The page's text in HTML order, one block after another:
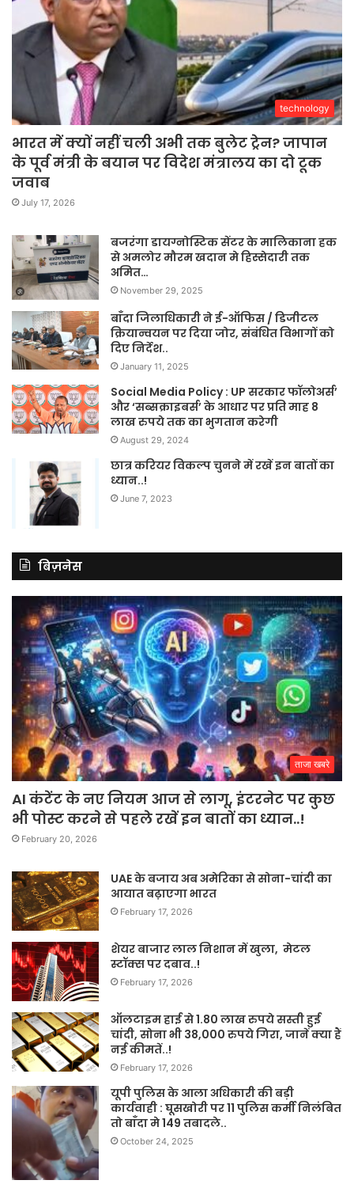
technology
भारत में क्यों नहीं चली अभी तक बुलेट ट्रेन? जापान
के पूर्व मंत्री के बयान पर विदेश मंत्रालय का दो टूक
जवाब
July 17, 2026
बजरंगा डायग्नोस्टिक सेंटर के मालिकाना हक
से अमलोर मौरम खदान मे हिस्सेदारी तक
अमित…
November 29, 2025
बाँदा जिलाधिकारी ने ई-ऑफिस / डिजीटल
क्रियान्वयन पर दिया जोर, संबंधित विभागों को
दिए निर्देश..
January 11, 2025
Social Media Policy : UP सरकार फॉलोअर्स’
और ‘सब्सक्राइबर्स’ के आधार पर प्रति माह 8
लाख रुपये तक का भुगतान करेगी
August 29, 2024
छात्र करियर विकल्प चुनने में रखें इन बातों का
ध्यान..!
June 7, 2023
बिज़नेस
ताजा खबरे
AI कंटेंट के नए नियम आज से लागू, इंटरनेट पर कुछ
भी पोस्ट करने से पहले रखें इन बातों का ध्यान..!
February 20, 2026
UAE के बजाय अब अमेरिका से सोना-चांदी का
आयात बढ़ाएगा भारत
February 17, 2026
शेयर बाजार लाल निशान में खुला, मेटल
स्टॉक्स पर दबाव..!
February 17, 2026
ऑलटाइम हाई से 1.80 लाख रुपये सस्ती हुई
चांदी, सोना भी 38,000 रुपये गिरा, जानें क्या हैं
नई कीमतें..!
February 17, 2026
यूपी पुलिस के आला अधिकारी की बड़ी
कार्यवाही : घूसखोरी पर 11 पुलिस कर्मी निलंबित
तो बाँदा मे 149 तबादले..
October 24, 2025